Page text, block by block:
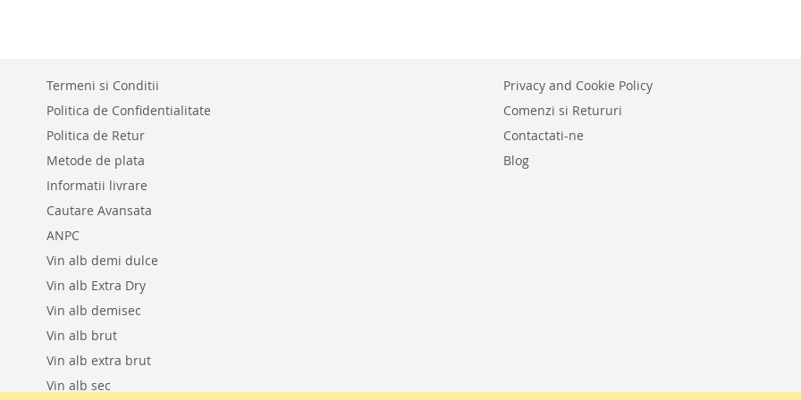
Termeni si Conditii
Politica de Confidentialitate
Politica de Retur
Metode de plata
Informatii livrare
Cautare Avansata
ANPC
Vin alb demi dulce
Vin alb Extra Dry
Vin alb demisec
Vin alb brut
Vin alb extra brut
Vin alb sec
Privacy and Cookie Policy
Comenzi si Retururi
Contactati-ne
Blog